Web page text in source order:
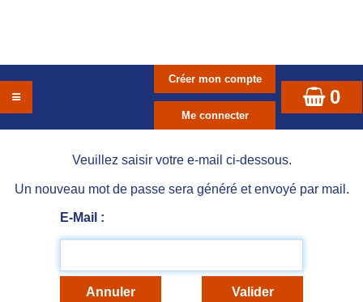
0
Veuillez saisir votre e-mail ci-dessous.
Un nouveau mot de passe sera généré et envoyé par mail.
E-Mail :